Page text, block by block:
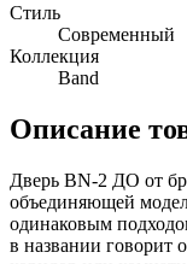
Стиль
Современный
Коллекция
Band
Описание
Дверь BN-2 ДО от
объединяющей
одинаковым
в названии говорит